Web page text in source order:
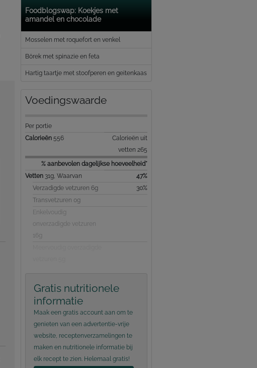
Foodblogswap: Koekjes met
amandel en chocolade
Mosselen met roquefort en venkel
Börek met spinazie en feta
Hartig taartje met stoofperen en geitenkaas
Voedingswaarde
Per portie
Calorieën 556
Calorieën uit
vetten 265
% aanbevolen dagelijkse hoeveelheid*
Vetten 31g, Waarvan
47%
Verzadigde vetzuren 6g
30%
Transvetzuren 0g
Enkelvoudig
onverzadigde vetzuren
16g
Gratis nutritionele
informatie
Maak een gratis account aan om te
genieten van een advertentie-vrije
website, receptenverzamelingen te
maken en nutritionele informatie bij
elk recept te zien. Helemaal gratis!